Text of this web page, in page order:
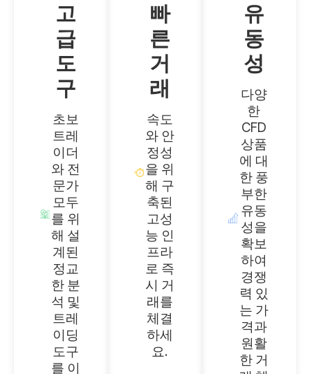
고
급
도
구
초보
트레
이더
와 전
문가
모두
를 위
해 설
계된
정교
한 분
석 및
트레
이딩
도구
를 이
빠
른
거
래
속도
와 안
정성
을 위
해 구
축된
고성
능 인
프라
로 즉
시 거
래를
체결
하세
요.
유
동
성
다양
한
CFD
상품
에 대
한 풍
부한
유동
성을
확보
하여
경쟁
력 있
는 가
격과
원활
한 거